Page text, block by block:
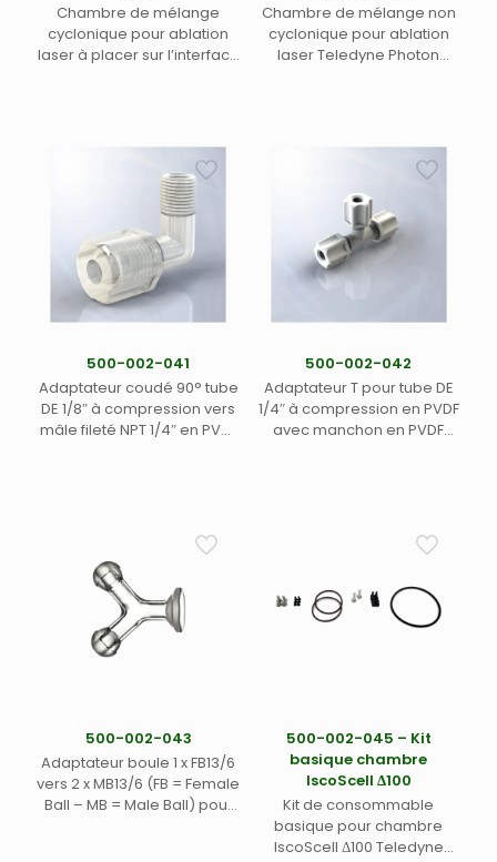
Chambre de mélange
cyclonique pour ablation
laser à placer sur l’interface
Chambre de mélange non
cyclonique pour ablation
laser Teledyne Photon
500-002-041
Adaptateur coudé 90° tube
DE 1/8″ à compression vers
mâle fileté NPT 1/4″ en PVDF
500-002-042
Adaptateur T pour tube DE
1/4″ à compression en PVDF
avec manchon en PVDF
500-002-043
Adaptateur boule 1 x FB13/6
vers 2 x MB13/6 (FB = Female
Ball – MB = Male Ball) pour
500-002-045 – Kit
basique chambre
IscoScell Δ100
Kit de consommable
basique pour chambre
IscoScell Δ100 Teledyne